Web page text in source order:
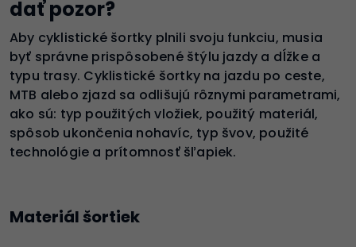
dať pozor?
Aby cyklistické šortky plnili svoju funkciu, musia
byť správne prispôsobené štýlu jazdy a dĺžke a
typu trasy. Cyklistické šortky na jazdu po ceste,
MTB alebo zjazd sa odlišujú rôznymi parametrami,
ako sú: typ použitých vložiek, použitý materiál,
spôsob ukončenia nohavíc, typ švov, použité
technológie a prítomnosť šľapiek.
Materiál šortiek